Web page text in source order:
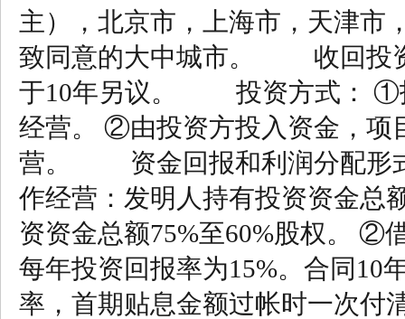
主），北京市，上海市，天津市
致同意的大中城市。 收回投
于10年另议。 投资方式： ①
经营。 ②由投资方投入资金，项
营。 资金回报和利润分配形
作经营：发明人持有投资资金总
资资金总额75%至60%股权
每年投资回报率为15%。合同10
率，首期贴息金额过帐时一次付